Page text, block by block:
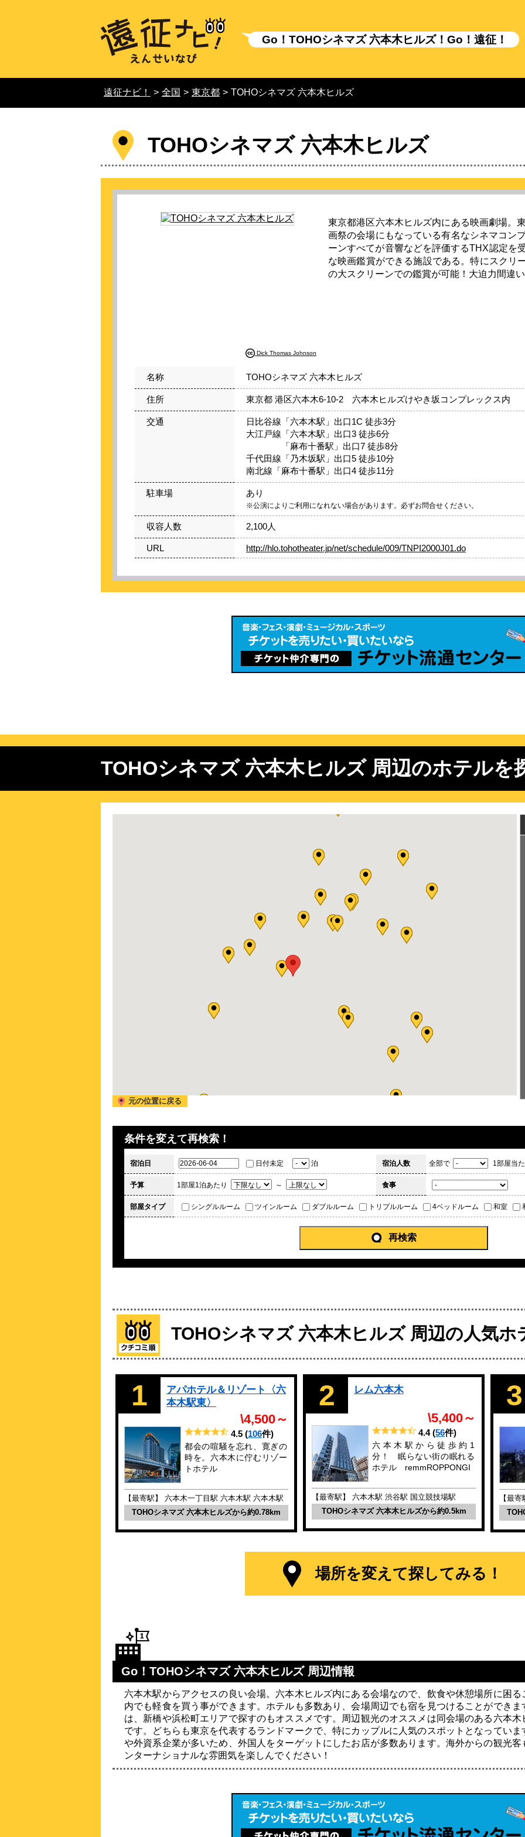
Go！TOHOシネマズ 六本木ヒルズ！Go！遠征！
遠征ナビ！ > 全国 > 東京都 > TOHOシネマズ 六本木ヒルズ
TOHOシネマズ 六本木ヒルズ
Dick Thomas Johnson
東京都港区六本木ヒルズ内にある映画劇場。
画祭の会場にもなっている有名なシネマコン
ーンすべてが音響などを評価するTHX認定を
な映画鑑賞ができる施設である。特にスクリ
の大スクリーンでの鑑賞が可能！大迫力間違
名称 TOHOシネマズ 六本木ヒルズ
住所 東京都 港区六本木6-10-2 六本木ヒルズけやき坂コンプレックス内
交通
日比谷線「六本木駅」出口1C 徒歩3分
大江戸線「六本木駅」出口3 徒歩6分
「麻布十番駅」出口7 徒歩8分
千代田線「乃木坂駅」出口5 徒歩10分
南北線「麻布十番駅」出口4 徒歩11分
駐車場 あり
※公演によりご利用になれない場合があります。必ずお問合せください。
収容人数 2,100人
URL http://hlo.tohotheater.jp/net/schedule/009/TNPI2000J01.do
TOHOシネマズ 六本木ヒルズ 周辺のホテルを
元の位置に戻る
条件を変えて再検索！
宿泊日 日付未定 泊 宿泊人数 全部で 1部屋当
予算 1部屋1泊あたり ～ 食事
部屋タイプ シングルルーム ツインルーム ダブルルーム トリプルルーム 4ベッドルーム 和室
再検索
TOHOシネマズ 六本木ヒルズ 周辺の人気ホ
1
アパホテル＆リゾート〈六
本木駅東〉
\4,500～
4.5 (106件)
都会の喧騒を忘れ、寛ぎの
時を。六本木に佇むリゾー
トホテル
【最寄駅】 六本木一丁目駅 六本木駅 六本木駅
TOHOシネマズ 六本木ヒルズから約0.78km
2 レム六本木
\5,400～
4.4 (56件)
六本木駅から徒歩約1
分！ 眠らない街の眠れる
ホテル remmROPPONGI
【最寄駅】 六本木駅 渋谷駅 国立競技場駅
TOHOシネマズ 六本木ヒルズから約0.5km
3
【最
場所を変えて探してみる！
Go！TOHOシネマズ 六本木ヒルズ 周辺情報
六本木駅からアクセスの良い会場。六本木ヒルズ内にある会場なので、飲食や休憩場所に困
内でも軽食を買う事ができます。ホテルも多数あり、会場周辺でも宿を見つけることができ
は、新橋や浜松町エリアで探すのもオススメです。周辺観光のオススメは同会場のある六本
です。どちらも東京を代表するランドマークで、特にカップルに人気のスポットとなってい
や外資系企業が多いため、外国人をターゲットにしたお店が多数あります。海外からの観光
ンターナショナルな雰囲気を楽しんでください！